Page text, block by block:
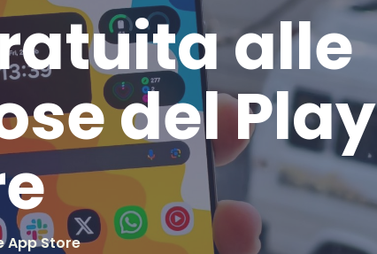
alle
del Play
App Store